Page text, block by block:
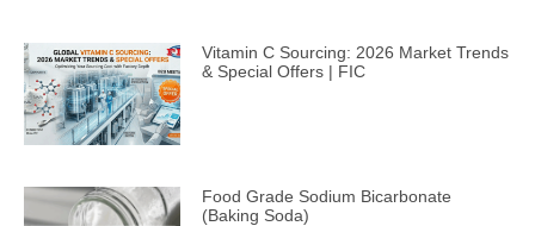
Vitamin C Sourcing: 2026 Market Trends
& Special Offers | FIC
Food Grade Sodium Bicarbonate
(Baking Soda)